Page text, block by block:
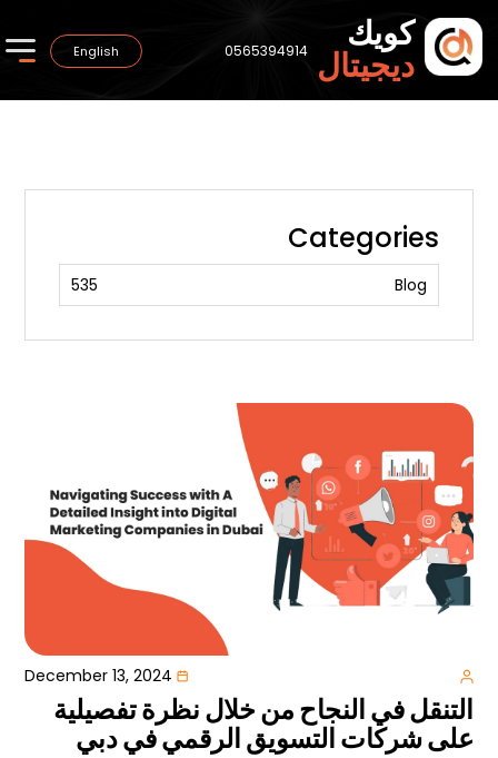
كويك
ديجيتال 0565394914
English
December 13, 2024
التنقل في النجاح من خلال نظرة تفصيلية
على شركات التسويق الرقمي في دبي
Categories
Blog
535